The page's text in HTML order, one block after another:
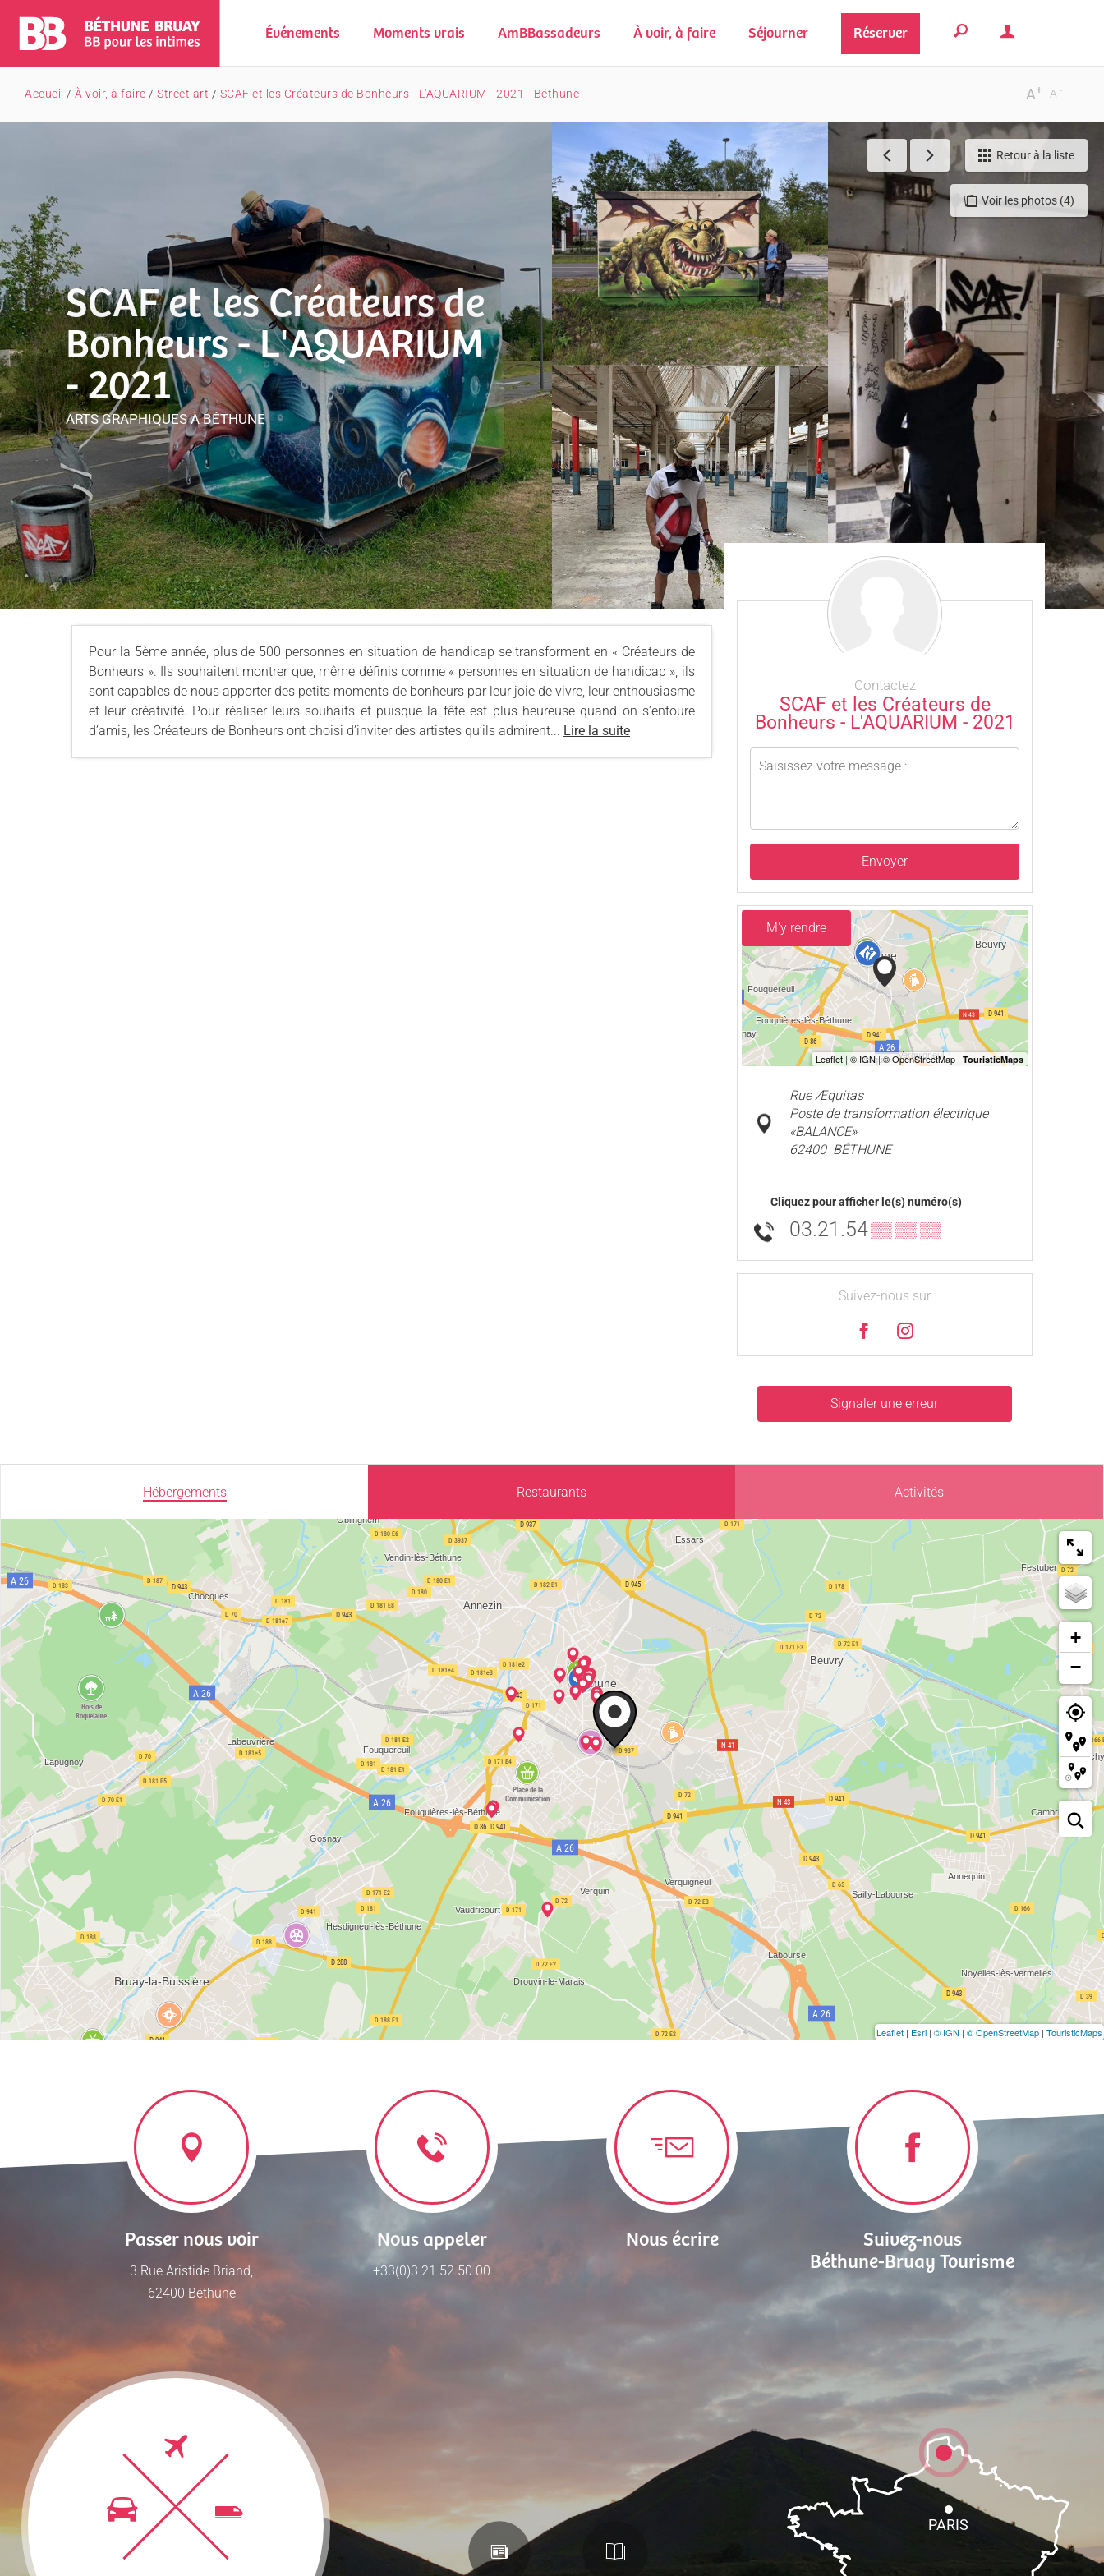
Événements Moments vrais AmBBassadeurs À voir, à faire Séjourner Réserver
-
A
+
A
Accueil / À voir, à faire / Street art / SCAF et les Créateurs de Bonheurs - L'AQUARIUM - 2021 - Béthune
Voir les photos (4)
Retour à la liste
SCAF et les Créateurs de
Bonheurs - L'AQUARIUM
- 2021
ARTS GRAPHIQUESÀ BÉTHUNE
Pour la 5ème année, plus de 500 personnes en situation de handicap se transforment en « Créateurs de
Bonheurs ». Ils souhaitent montrer que, même définis comme « personnes en situation de handicap », ils
sont capables de nous apporter des petits moments de bonheurs par leur joie de vivre, leur enthousiasme
et leur créativité. Pour réaliser leurs souhaits et puisque la fête est plus heureuse quand on s’entoure
d’amis, les Créateurs de Bonheurs ont choisi d’inviter des artistes qu’ils admirent... Lire la suite
Contactez
SCAF et les Créateurs de
Bonheurs - L'AQUARIUM - 2021
Envoyer
M'y rendre
Rue Æquitas
Poste de transformation électrique
«BALANCE»
62400 BÉTHUNE
Cliquez pour afficher le(s) numéro(s)
03.21.54▒▒ ▒▒ ▒▒
Suivez-nous sur
Signaler une erreur
Hébergements Restaurants Activités
+
−
Leaflet | Esri | © IGN | © OpenStreetMap | TouristicMaps
Passer nous voir
3 Rue Aristide Briand,
62400 Béthune
Nous appeler
+33(0)3 21 52 50 00
Nous écrire
Suivez-nous
Béthune-Bruay Tourisme
PARIS